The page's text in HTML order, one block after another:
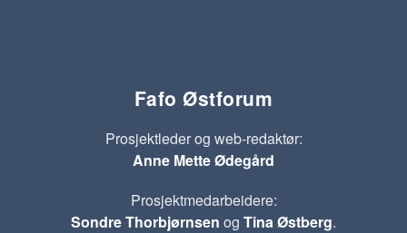
Fafo Østforum
Prosjektleder og web-redaktør:
Anne Mette Ødegård
Prosjektmedarbeidere:
Sondre Thorbjørnsen og Tina Østberg.